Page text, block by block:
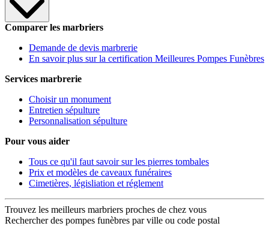
Comparer les marbriers
Demande de devis marbrerie
En savoir plus sur la certification Meilleures Pompes Funèbres
Services marbrerie
Choisir un monument
Entretien sépulture
Personnalisation sépulture
Pour vous aider
Tous ce qu'il faut savoir sur les pierres tombales
Prix et modèles de caveaux funéraires
Cimetières, législiation et réglement
Trouvez les meilleurs marbriers proches de chez vous
Rechercher des pompes funèbres par ville ou code postal